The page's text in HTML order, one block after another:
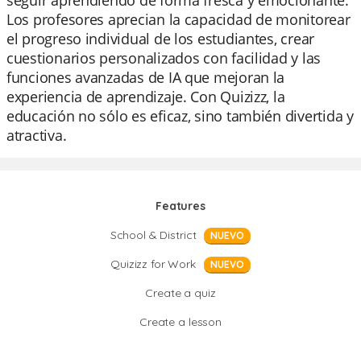
Los profesores aprecian la capacidad de monitorear
el progreso individual de los estudiantes, crear
cuestionarios personalizados con facilidad y las
funciones avanzadas de IA que mejoran la
experiencia de aprendizaje. Con Quizizz, la
educación no sólo es eficaz, sino también divertida y
atractiva.
Features
School & District
NUEVO
Quizizz for Work NUEVO
Create a quiz
Create a lesson